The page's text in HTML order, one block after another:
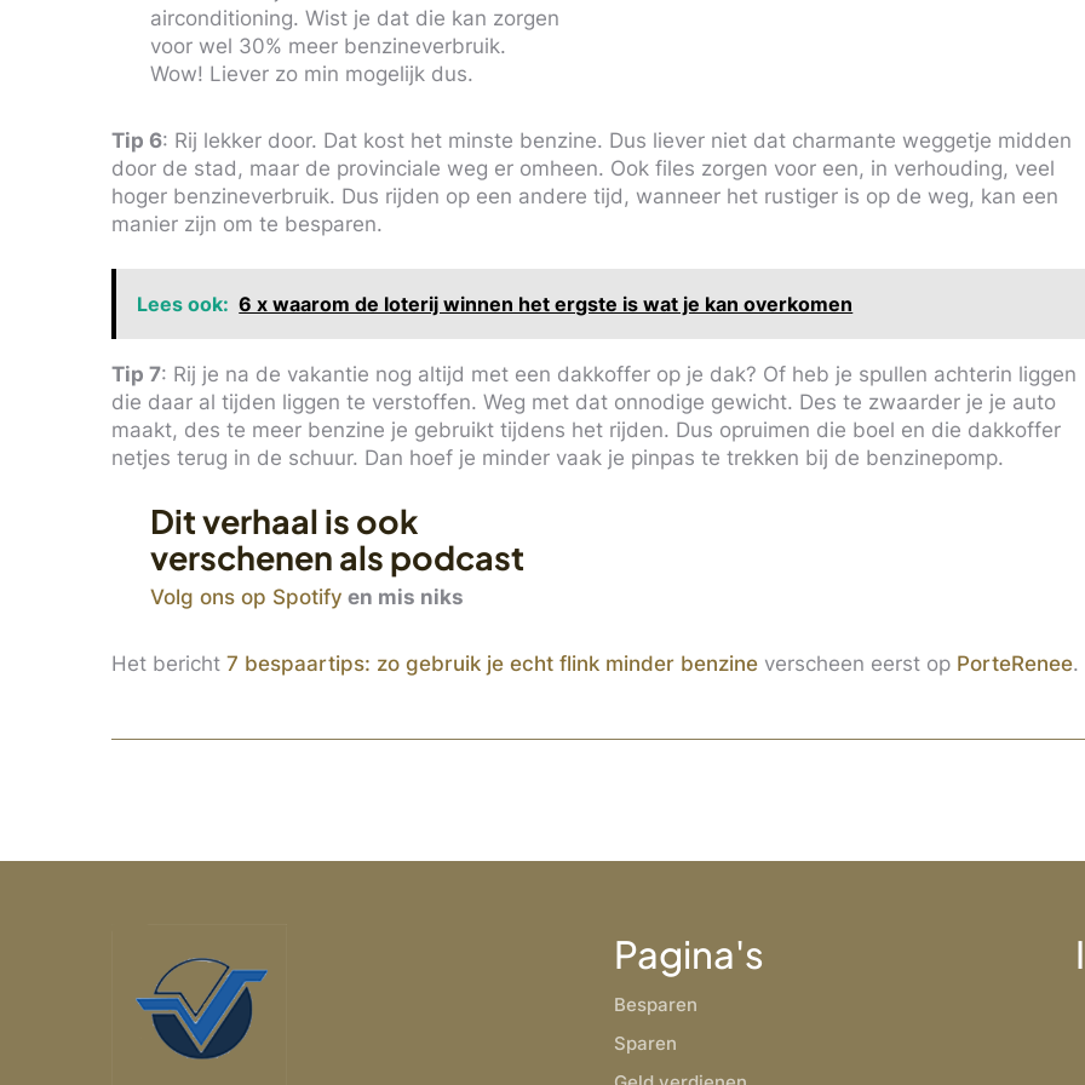
airconditioning. Wist je dat die kan zorgen
voor wel 30% meer benzineverbruik.
Wow! Liever zo min mogelijk dus.
Tip 6: Rij lekker door. Dat kost het minste benzine. Dus liever niet dat charmante weggetje midden
door de stad, maar de provinciale weg er omheen. Ook files zorgen voor een, in verhouding, veel
hoger benzineverbruik. Dus rijden op een andere tijd, wanneer het rustiger is op de weg, kan een
manier zijn om te besparen.
Lees ook: 6 x waarom de loterij winnen het ergste is wat je kan overkomen
Tip 7: Rij je na de vakantie nog altijd met een dakkoffer op je dak? Of heb je spullen achterin liggen
die daar al tijden liggen te verstoffen. Weg met dat onnodige gewicht. Des te zwaarder je je auto
maakt, des te meer benzine je gebruikt tijdens het rijden. Dus opruimen die boel en die dakkoffer
netjes terug in de schuur. Dan hoef je minder vaak je pinpas te trekken bij de benzinepomp.
Dit verhaal is ook
verschenen als podcast
Volg ons op Spotify en mis niks
Het bericht 7 bespaartips: zo gebruik je echt flink minder benzine verscheen eerst op PorteRenee.
Pagina's
Besparen
Sparen